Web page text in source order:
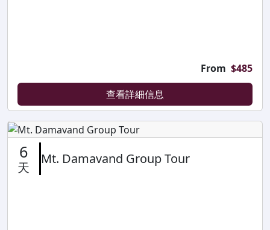
From $485
查看詳細信息
6
天
Mt. Damavand Group Tour